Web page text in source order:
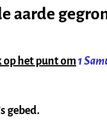
aarde
op het punt om 1
gebed.